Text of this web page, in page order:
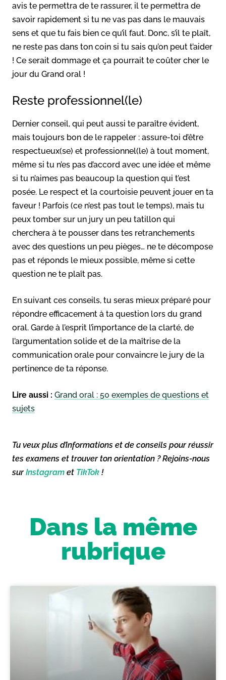
avis te permettra de te rassurer, il te permettra de
savoir rapidement si tu ne vas pas dans le mauvais
sens et que tu fais bien ce qu’il faut. Donc, s’il te plaît,
ne reste pas dans ton coin si tu sais qu’on peut t’aider
! Ce serait dommage et ça pourrait te coûter cher le
jour du Grand oral !
Reste professionnel(le)
Dernier conseil, qui peut aussi te paraître évident,
mais toujours bon de le rappeler : assure-toi d’être
respectueux(se) et professionnel(le) à tout moment,
même si tu n’es pas d’accord avec une idée et même
si tu n’aimes pas beaucoup la question qui t’est
posée. Le respect et la courtoisie peuvent jouer en ta
faveur ! Parfois (ce n’est pas tout le temps), mais tu
peux tomber sur un jury un peu tatillon qui
cherchera à te pousser dans tes retranchements
avec des questions un peu pièges… ne te décompose
pas et réponds le mieux possible, même si cette
question ne te plaît pas.
En suivant ces conseils, tu seras mieux préparé pour
répondre efficacement à ta question lors du grand
oral. Garde à l’esprit l’importance de la clarté, de
l’argumentation solide et de la maîtrise de la
communication orale pour convaincre le jury de la
pertinence de ta réponse.
Lire aussi : Grand oral : 50 exemples de questions et
sujets
Tu veux plus d’informations et de conseils pour réussir
tes examens et trouver ton orientation ? Rejoins-nous
surInstagram et TikTok !
Dans la même
rubrique